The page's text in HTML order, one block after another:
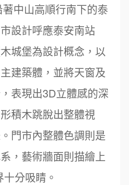
中山高順行南下的泰
設計呼應泰安南站
城堡為設計概念，以
建築體，並將天窗及
表現出3D立體感的深
積木跳脫出整體視
門市內整體色調則是
，藝術牆面則描繪上
分吸睛。